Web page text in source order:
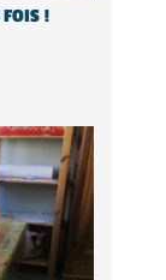
FOIS !